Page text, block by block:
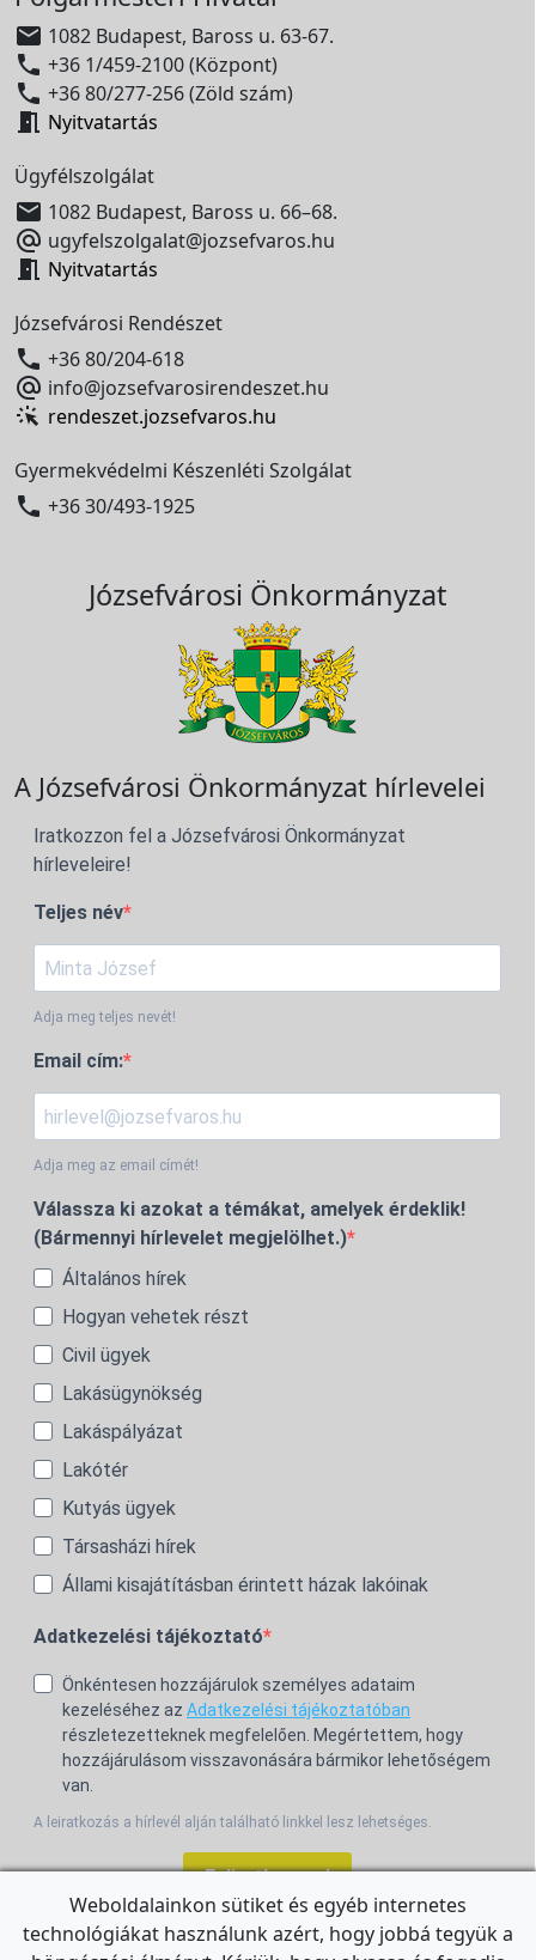
 1082 Budapest, Baross u. 63-67.
 +36 1/459-2100 (Központ)
 +36 80/277-256 (Zöld szám)
 Nyitvatartás
Ügyfélszolgálat
 1082 Budapest, Baross u. 66–68.
 ugyfelszolgalat@jozsefvaros.hu
 Nyitvatartás
Józsefvárosi Rendészet
 +36 80/204-618
 info@jozsefvarosirendeszet.hu
rendeszet.jozsefvaros.hu
Gyermekvédelmi Készenléti Szolgálat
 +36 30/493-1925
Józsefvárosi Önkormányzat
A Józsefvárosi Önkormányzat hírlevelei
Iratkozzon fel a Józsefvárosi Önkormányzat
hírleveleire!
Teljes név
Adja meg teljes nevét!
Email cím:
Adja meg az email címét!
Válassza ki azokat a témákat, amelyek érdeklik!
(Bármennyi hírlevelet megjelölhet.)
Általános hírek
Hogyan vehetek részt
Civil ügyek
Lakásügynökség
Lakáspályázat
Lakótér
Kutyás ügyek
Társasházi hírek
Állami kisajátításban érintett házak lakóinak
Adatkezelési tájékoztató
Önkéntesen hozzájárulok személyes adataim
kezeléséhez az Adatkezelési tájékoztatóban
részletezetteknek megfelelően. Megértettem, hogy
hozzájárulásom visszavonására bármikor lehetőségem
van.
A leiratkozás a hírlevél alján található linkkel lesz lehetséges.
Feliratkozom!
Weboldalainkon sütiket és egyéb internetes
technológiákat használunk azért, hogy jobbá tegyük a